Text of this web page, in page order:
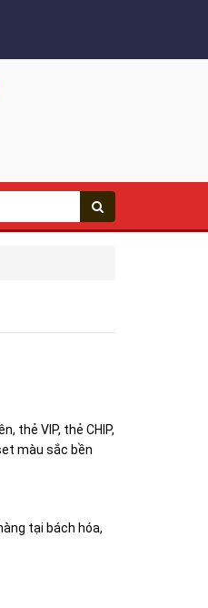
thẻ VIP, thẻ CHIP,
màu sắc bền
tại bách hóa,